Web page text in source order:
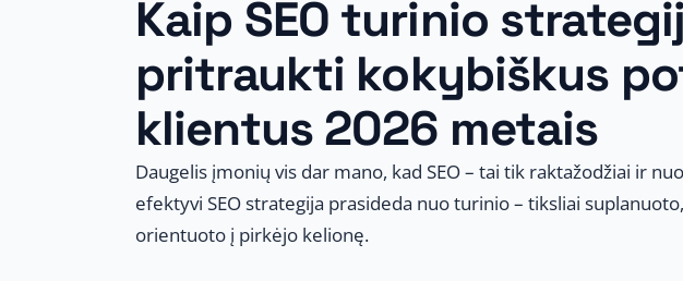
Kaip SEO turinio
pritraukti kokybiškus
klientus 2026 metais
Daugelis įmonių vis dar mano, kad SEO – tai tik raktažodžiai ir
efektyvi SEO strategija prasideda nuo turinio – tiksliai
orientuoto į pirkėjo kelionę.